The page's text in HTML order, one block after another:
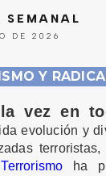
SEMANAL
DE 2026
Y
vez en
evolución y
terroristas,
ha